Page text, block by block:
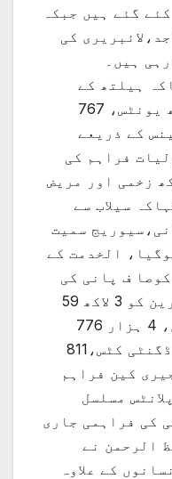
گئے ہیں جبکہ
کی
ہیں۔
ہیلتھ کے
شعبے میں 8 موبائل ہیلتھ یونٹس، 767
کے ذریعے
فراہم کی
زخمی اور مریض
سیلاب سے
سمیت
الخدمت کے
ف پانی کی
فوری فراہمی کیلئے متاثرین کو 3 لاکھ 59
ہزار 984 پانی کی بوتلیں، 4 ہزار 776
ہائی جین کٹس، 4 ہزار 23 ڈگنٹی کٹس،811
ٹینکس، 3 ہزار 869 جیری کین فراہم
پلانٹس مسلسل
کی فراہمی جاری
الرحمن نے
کے علاوہ